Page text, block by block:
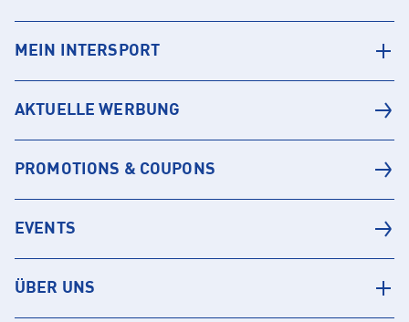
MEIN INTERSPORT
AKTUELLE WERBUNG
PROMOTIONS & COUPONS
EVENTS
ÜBER UNS